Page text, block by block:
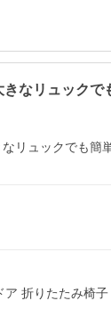
きなリュック
リュックでも簡
ア 折りたたみ椅子